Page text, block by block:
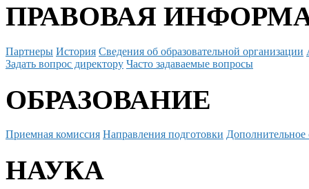
ПРАВОВАЯ
Партнеры История Сведения об образовательной организации
Задать вопрос директору Часто задаваемые вопросы
ОБРАЗОВАНИЕ
Приемная комиссия Направления подготовки Дополнительное
НАУКА